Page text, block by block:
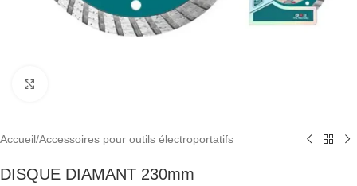
Accueil/Accessoires pour outils électroportatifs
DISQUE DIAMANT 230mm